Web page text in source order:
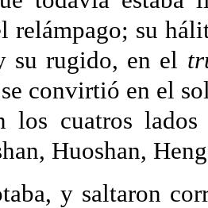
relámpago; su
su rugido, en el
convirtió en el
los cuatros
Huoshan,
y saltaron